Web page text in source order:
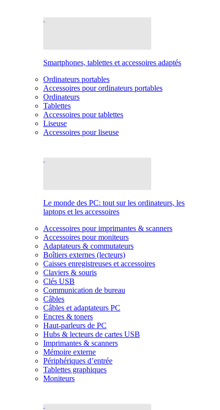
Smartphones, tablettes et accessoires adaptés
Ordinateurs portables
Accessoires pour ordinateurs portables
Ordinateurs
Tablettes
Accessoires pour tablettes
Liseuse
Accessoires pour liseuse
Le monde des PC: tout sur les ordinateurs, les
laptops et les accessoires
Accessoires pour imprimantes & scanners
Accessoires pour moniteurs
Adaptateurs & commutateurs
Boîtiers externes (lecteurs)
Caisses enregistreuses et accessoires
Claviers & souris
Clés USB
Communication de bureau
Câbles
Câbles et adaptateurs PC
Encres & toners
Haut-parleurs de PC
Hubs & lecteurs de cartes USB
Imprimantes & scanners
Mémoire externe
Périphériques d’entrée
Tablettes graphiques
Moniteurs